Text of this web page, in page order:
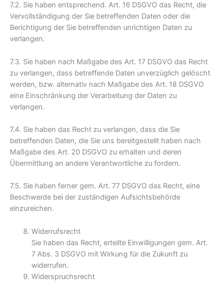
7.2. Sie haben entsprechend. Art. 16 DSGVO das Recht, die
Vervollständigung der Sie betreffenden Daten oder die
Berichtigung der Sie betreffenden unrichtigen Daten zu
verlangen.
7.3. Sie haben nach Maßgabe des Art. 17 DSGVO das Recht
zu verlangen, dass betreffende Daten unverzüglich gelöscht
werden, bzw. alternativ nach Maßgabe des Art. 18 DSGVO
eine Einschränkung der Verarbeitung der Daten zu
verlangen.
7.4. Sie haben das Recht zu verlangen, dass die Sie
betreffenden Daten, die Sie uns bereitgestellt haben nach
Maßgabe des Art. 20 DSGVO zu erhalten und deren
Übermittlung an andere Verantwortliche zu fordern.
7.5. Sie haben ferner gem. Art. 77 DSGVO das Recht, eine
Beschwerde bei der zuständigen Aufsichtsbehörde
einzureichen.
Widerrufsrecht
Sie haben das Recht, erteilte Einwilligungen gem. Art.
7 Abs. 3 DSGVO mit Wirkung für die Zukunft zu
widerrufen.
Widerspruchsrecht